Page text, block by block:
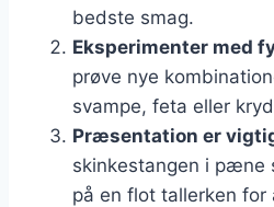
bedste smag.
Eksperimenter med
prøve nye
svampe, feta eller
Præsentation er
skinkestangen i pæne
på en flot tallerken for